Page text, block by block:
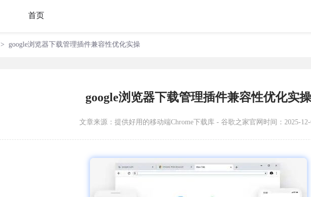
首页
> google浏览器下载管理插件兼容性优化实操
google浏览器下载管理插件兼容性优化实操
文章来源： 提供好用的移动端Chrome下载库 - 谷歌之家官网 时间：2025-